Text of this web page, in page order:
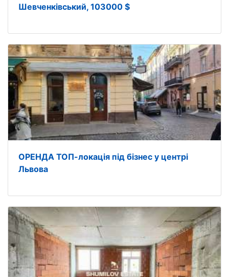
Шевченківський, 103000 $
ОРЕНДА ТОП-локація під бізнес у центрі
Львова